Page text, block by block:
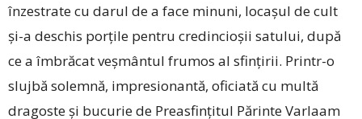
înzestrate cu darul de a face minuni, locașul de cult
și-a deschis porțile pentru credincioșii satului, după
ce a îmbrăcat veșmântul frumos al sfințirii. ­Printr-o
slujbă solemnă, impresionantă, oficiată cu multă
dragoste și bucurie de Preasfințitul Părinte Varlaam